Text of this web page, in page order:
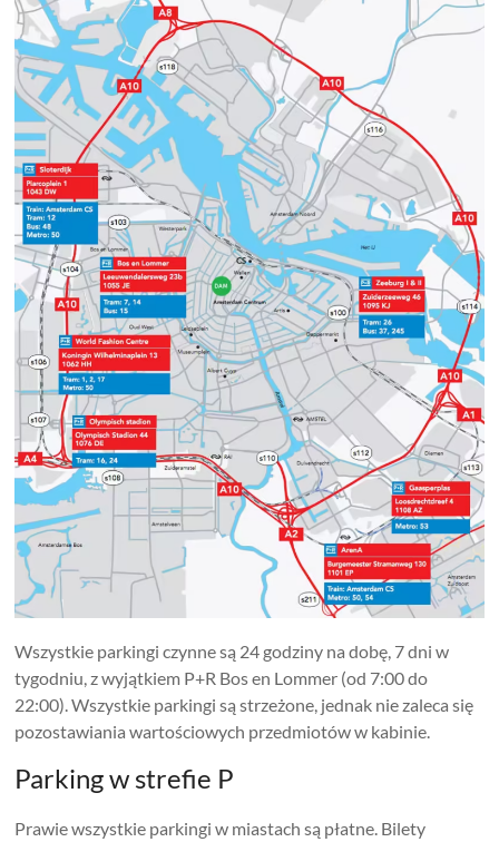
Wszystkie parkingi czynne są 24 godziny na dobę, 7 dni w
tygodniu, z wyjątkiem P+R Bos en Lommer (od 7:00 do
22:00). Wszystkie parkingi są strzeżone, jednak nie zaleca się
pozostawiania wartościowych przedmiotów w kabinie.
Parking w strefie P
Prawie wszystkie parkingi w miastach są płatne. Bilety